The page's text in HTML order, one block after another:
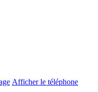
Afficher le téléphone